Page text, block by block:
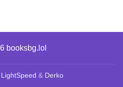
booksbg.lol
LightSpeed & Derko